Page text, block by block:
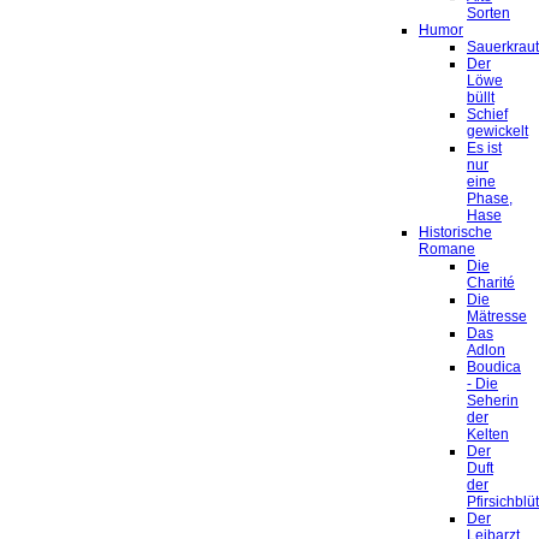
Sorten
Humor
Der
Löwe
büllt
Schief
gewickelt
Es ist
nur
eine
Phase,
Hase
Historische
Romane
Die
Charité
Die
Mätresse
Das
Adlon
Boudica
- Die
Seherin
der
Kelten
Der
Duft
der
Der
Leibarzt